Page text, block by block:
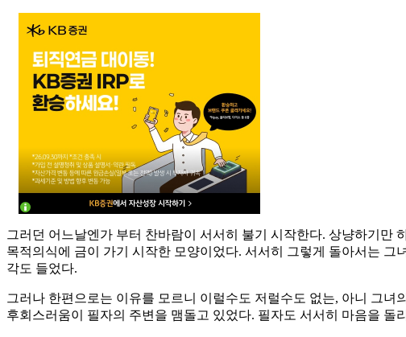
그러던 어느날엔가 부터 찬바람이 서서히 불기 시작한다. 상냥하기만
목적의식에 금이 가기 시작한 모양이었다. 서서히 그렇게 돌아서는
각도 들었다.
그러나 한편으로는 이유를 모르니 이럴수도 저럴수도 없는, 아니 그
후회스러움이 필자의 주변을 맴돌고 있었다. 필자도 서서히 마음을